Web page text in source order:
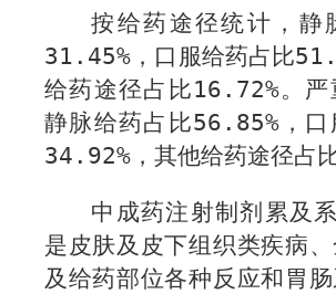
按给药途径统计，静
31.45% ，口服给药占比
给药途径占比16.72%。严
静脉给药占比56.85%，口
34.92% ，其他给药途径占
中成药注射制剂累及
是皮肤及皮下组织类疾病
及给药部位各种反应和胃肠